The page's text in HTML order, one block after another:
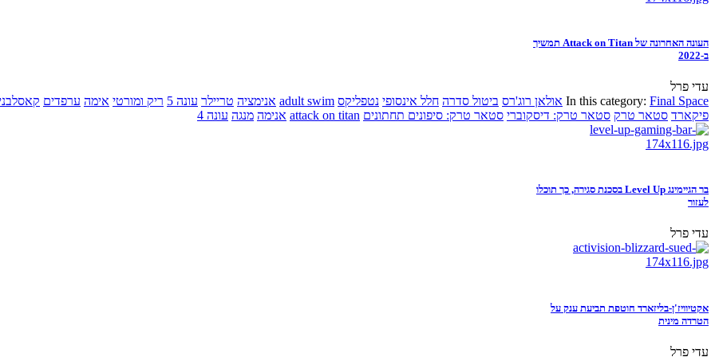
העונה האחרונה של Attack on Titan תמשיך
ב-2022
עדי פרל
In this category: Final Space אולאן רוג'רס ביטול סדרה חלל אינסופי נטפליקס adult swim אנימציה טריילר עונה 5 ריק ומורטי אימה ערפדים
פיקארד סטאר טרק סטאר טרק: דיסקוברי סטאר טרק: סיפונים תחתונים attack on titan אנימה מנגה עונה 4
בר הגיימינג Level Up בסכנת סגירה, כך תוכלו
לעזור
עדי פרל
אקטיוויז'ן-בליזארד חוטפת תביעת ענק על
הטרדה מינית
עדי פרל